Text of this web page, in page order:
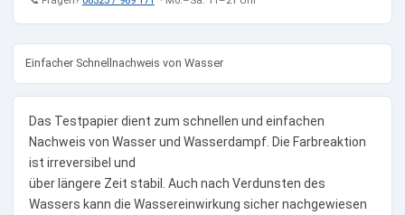
Einfacher Schnellnachweis von Wasser
Das Testpapier dient zum schnellen und einfachen
Nachweis von Wasser und Wasserdampf. Die Farbreaktion
ist irreversibel und
über längere Zeit stabil. Auch nach Verdunsten des
Wassers kann die Wassereinwirkung sicher nachgewiesen